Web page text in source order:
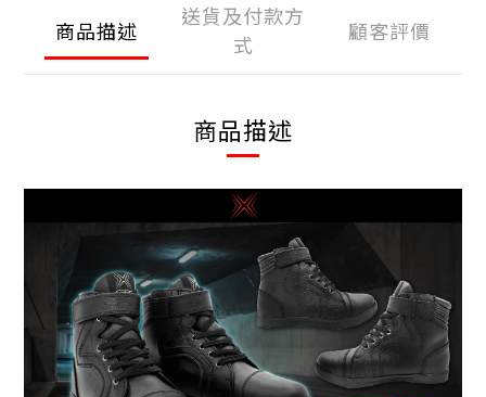
商品描述
送貨及付款方
式
顧客評價
商品描述